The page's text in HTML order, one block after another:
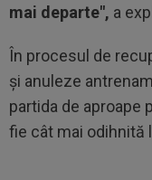
mai departe", a
În procesul de
şi anuleze
partida de aproape
fie cât mai odihnită